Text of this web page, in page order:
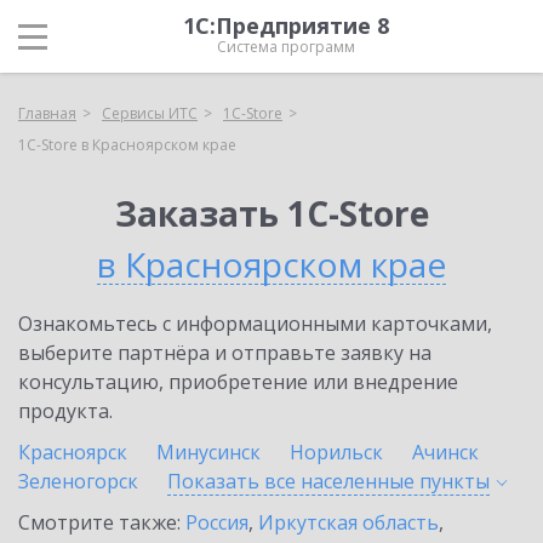
1С:Предприятие 8
Система программ
Главная Сервисы ИТС
1C-Store
1C-Store в Красноярском крае
Заказать 1C-Store
в Красноярском крае
Ознакомьтесь с информационными карточками,
выберите партнёра и отправьте заявку на
консультацию, приобретение или внедрение
продукта.
Красноярск
Минусинск Норильск
Ачинск
Зеленогорск
Показать все населенные пункты
Смотрите также: Россия, Иркутская область,